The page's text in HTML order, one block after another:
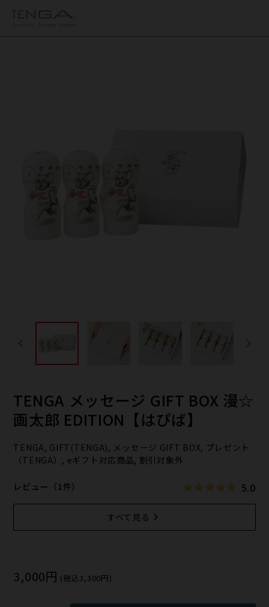
TENGA メッセージ GIFT BOX 漫☆
画太郎 EDITION【はぴば】
TENGA, GIFT(TENGA), メッセージ GIFT BOX, プレゼント
（TENGA）, eギフト対応商品, 割引対象外
レビュー（1件） 5.0
すべて見る
3,000円 (税込3,300円)